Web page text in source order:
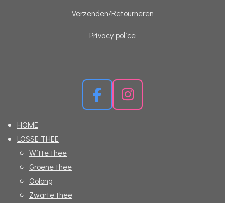
Verzenden/Retourneren
Privacy police
F
a
I
n
HOME
LOSSE THEE
Witte thee
Groene thee
Oolong
Zwarte thee